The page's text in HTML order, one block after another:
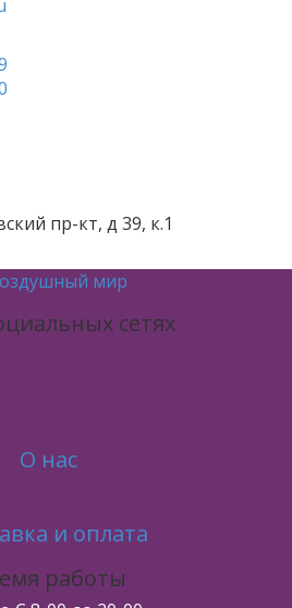
пр-кт, д 39, к.1
сетях
О нас
и оплата
работы